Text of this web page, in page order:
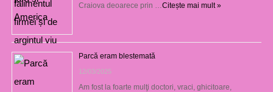
Craiova deoarece prin … Citește mai mult »
Parcă eram blestemată
12/03/2025
Am fost la foarte mulţi doctori, vraci, ghicitoare,